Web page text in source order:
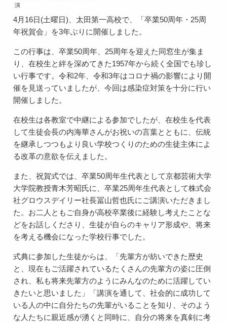
演
4月16日(土曜日)、太田第一高校で、「卒業50周年・25周
年祝賀会」を3年ぶりに開催しました。
この行事は、卒業50周年、25周年を迎えた同窓生が集ま
り、在校生と絆を深めてきた1957年から続く全国でも珍し
い行事です。令和2年、令和3年はコロナ禍の影響により開
催を見送っていましたが、今回は感染症対策を十分に行い
開催しました。
在校生は各教室で中継による参加でしたが、在校生を代表
して生徒会長の内海華さんがお祝いの言葉とともに、伝統
を継承しつつもより良い学校つくりのための生徒主体によ
る改革の意欲を伝えました。
また、祝賀式では、卒業50周年生代表として京都芸術大学
大学院教授青木芳昭氏に、卒業25周年生代表として株式会
社グロウスデイリー社長冨山哲也氏にご講演いただきまし
た。お二人ともご自身が高校卒業後に経験し考えたことな
どをお話しくださり、生徒が自らのキャリア形成や、将来
を考える機会になった学校行事でした。
式典に参加した生徒からは、「先輩方が紡いできた歴史
と、現在もご活躍されているたくさんの先輩方の姿に圧倒
され、私も将来先輩方のようにみんなのために活躍してい
きたいと思いました」「講演を通して、社会的に成功して
いる人の中に自分たちの先輩がいることを知り、そのよう
な人たちに親近感が湧くと同時に、自分の将来を真剣に考